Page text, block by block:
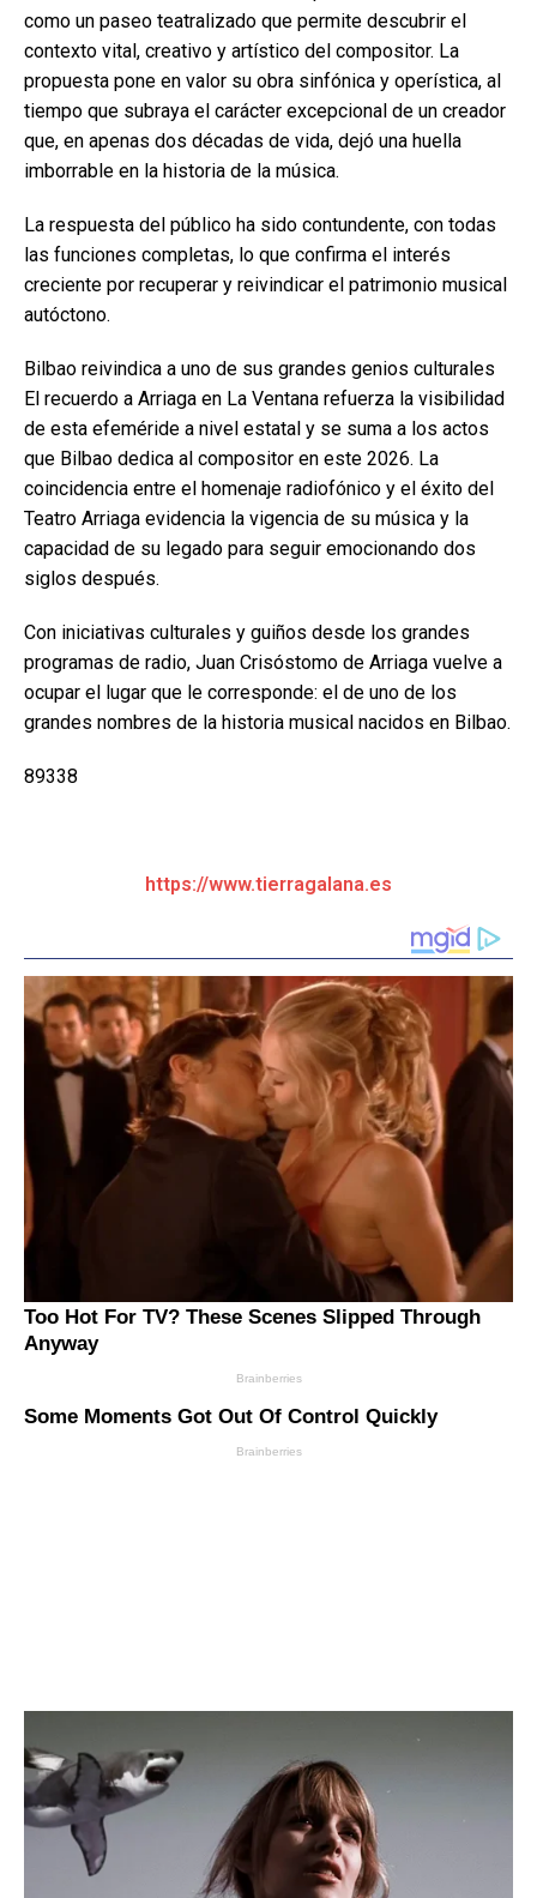
como un paseo teatralizado que permite descubrir el
contexto vital, creativo y artístico del compositor. La
propuesta pone en valor su obra sinfónica y operística, al
tiempo que subraya el carácter excepcional de un creador
que, en apenas dos décadas de vida, dejó una huella
imborrable en la historia de la música.
La respuesta del público ha sido contundente, con todas
las funciones completas, lo que confirma el interés
creciente por recuperar y reivindicar el patrimonio musical
autóctono.
Bilbao reivindica a uno de sus grandes genios culturales
El recuerdo a Arriaga en La Ventana refuerza la visibilidad
de esta efeméride a nivel estatal y se suma a los actos
que Bilbao dedica al compositor en este 2026. La
coincidencia entre el homenaje radiofónico y el éxito del
Teatro Arriaga evidencia la vigencia de su música y la
capacidad de su legado para seguir emocionando dos
siglos después.
Con iniciativas culturales y guiños desde los grandes
programas de radio, Juan Crisóstomo de Arriaga vuelve a
ocupar el lugar que le corresponde: el de uno de los
grandes nombres de la historia musical nacidos en Bilbao.
89338
https://www.tierragalana.es